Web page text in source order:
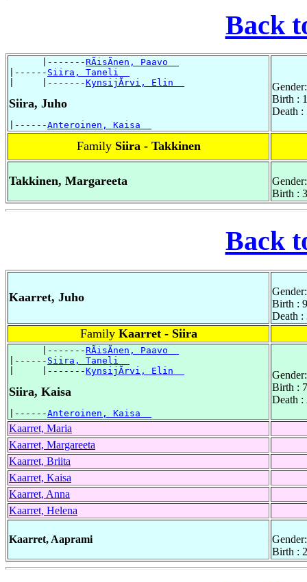
Back
      |-------
RÃisÃnen, Paavo
|------ Siira, Taneli
|     |-------KynsijÃrvi, Elin
Siira, Juho
|------Anteroinen, Kaisa
Birth :
Death
Family Siira - Takkinen
Takkinen, Margareeta
Birth :
Back
Kaarret, Juho
Birth :
Death
Family Kaarret - Siira
      |-------
RÃisÃnen, Paavo
|------ Siira, Taneli
|     |-------KynsijÃrvi, Elin
Siira, Kaisa
|------Anteroinen, Kaisa
Birth :
Death
Kaarret, Maria
Kaarret, Margareeta
Kaarret, Briita
Kaarret, Kaisa
Kaarret, Anna
Kaarret, Helena
Kaarret, Aaprami
Birth :